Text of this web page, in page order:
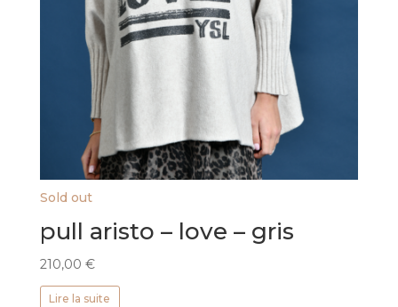
Sold out
pull aristo – love – gris
210,00 €
Lire la suite